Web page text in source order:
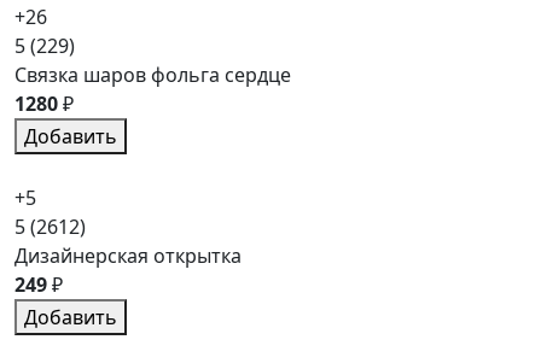
+26
5(229)
Связка шаров фольга сердце
1280₽
Добавить
+5
5(2612)
Дизайнерская открытка
249₽
Добавить